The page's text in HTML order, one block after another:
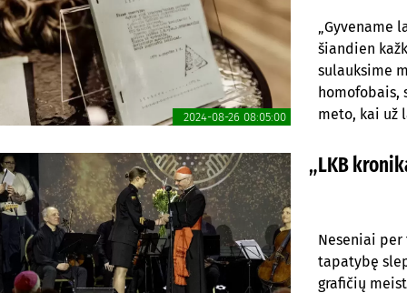
„Gyvename
šiandien
sulauksime
homofobais,
meto, kai už
įstatymas“,
2024-08-26 08:05:00
„LKB
Neseniai
tapatybę
grafičių